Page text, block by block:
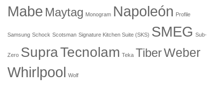
Mabe Maytag Monogram Napoleón Profile
Samsung Schock Scotsman Signature Kitchen Suite (SKS) SMEG Sub-
Zero SupraTecnolam Teka TiberWeber
Whirlpool Wolf